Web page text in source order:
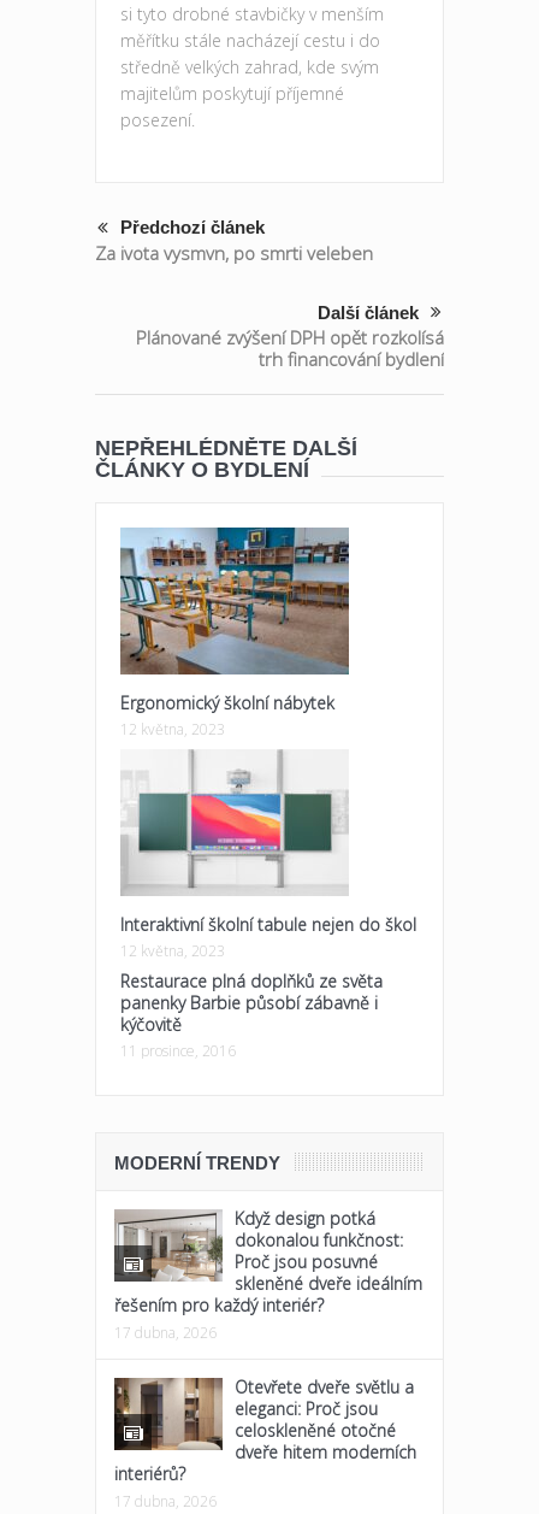
si tyto drobné stavbičky v menším
měřítku stále nacházejí cestu i do
středně velkých zahrad, kde svým
majitelům poskytují příjemné
posezení.
Předchozí článek
Za ivota vysmvn, po smrti veleben
Další článek
Plánované zvýšení DPH opět rozkolísá
trh financování bydlení
NEPŘEHLÉDNĚTE DALŠÍ
ČLÁNKY O BYDLENÍ
Ergonomický školní nábytek
12 května, 2023
Interaktivní školní tabule nejen do škol
12 května, 2023
Restaurace plná doplňků ze světa
panenky Barbie působí zábavně i
kýčovitě
11 prosince, 2016
MODERNÍ TRENDY
Když design potká
dokonalou funkčnost:
Proč jsou posuvné
skleněné dveře ideálním
řešením pro každý interiér?
17 dubna, 2026
Otevřete dveře světlu a
eleganci: Proč jsou
celoskleněné otočné
dveře hitem moderních
interiérů?
17 dubna, 2026